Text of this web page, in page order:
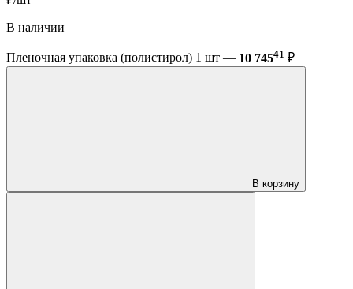
В наличии
Пленочная упаковка (полистирол) 1 шт — 10 74541 ₽
В корзину